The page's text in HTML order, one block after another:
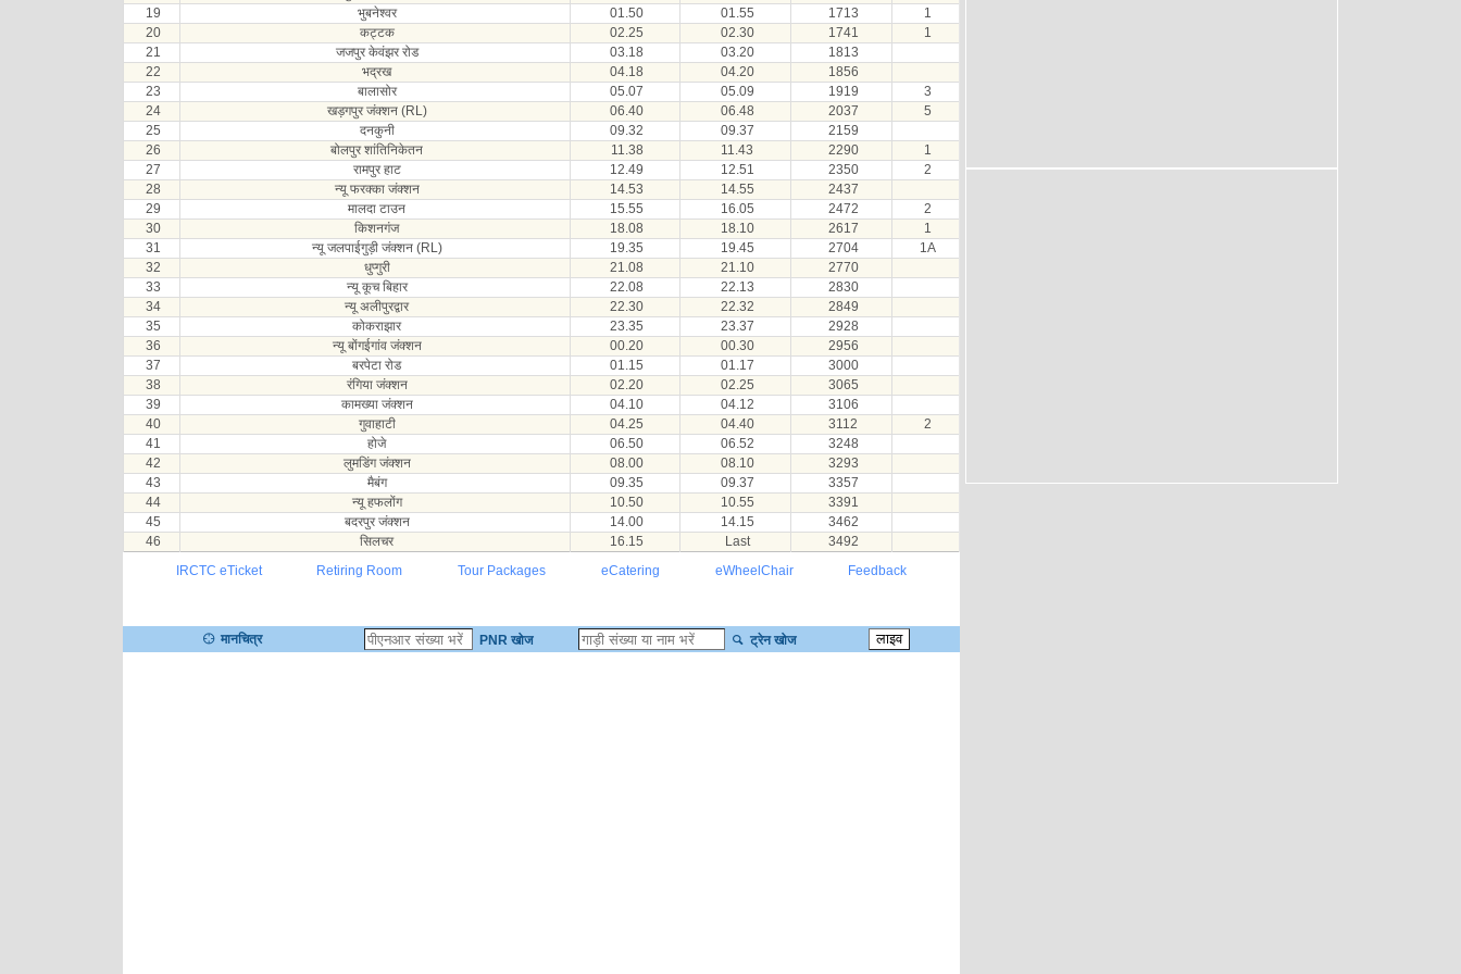
19
भुबनेश्वर 01.50 01.55 1713
1
20
कट्टक 02.25 02.30 1741
1
21
जजपुर केवंझर रोड 03.18 03.20
1813
22
भद्रख 04.18 04.20
1856
23
बालासोर 05.07 05.09 1919
3
24
खड़गपुर जंक्शन (RL) 06.40 06.48 2037
5
25
दनकुनी 09.32 09.37
2159
26
बोलपुर शांतिनिकेतन 11.38 11.43 2290
1
27
रामपुर हाट 12.49 12.51 2350
2
28
न्यू फरक्का जंक्शन 14.53 14.55
2437
29
मालदा टाउन 15.55 16.05 2472
2
30
किशनगंज 18.08 18.10 2617
1
31
न्यू जलपाईगुड़ी जंक्शन (RL) 19.35 19.45 2704
1A
32
धुप्गुरी 21.08 21.10
2770
33
न्यू कूच बिहार 22.08 22.13
2830
34
न्यू अलीपुरद्वार 22.30 22.32
2849
35
कोकराझार 23.35 23.37
2928
36
न्यू बोंगईगांव जंक्शन 00.20 00.30
2956
37
बरपेटा रोड 01.15 01.17
3000
38
रंगिया जंक्शन 02.20 02.25
3065
39
कामख्या जंक्शन 04.10 04.12
3106
40
गुवाहाटी 04.25 04.40 3112
2
41
होजे 06.50 06.52
3248
42
लुमडिंग जंक्शन 08.00 08.10
3293
43
मैबंग 09.35 09.37
3357
44
न्यू हफलोंग 10.50 10.55
3391
45
बदरपुर जंक्शन 14.00 14.15
3462
46
सिलचर 16.15 Last
3492
IRCTC eTicket
Retiring Room Tour Packages eCatering eWheelChair Feedback
मानचित्र PNR खोज ट्रेन खोज